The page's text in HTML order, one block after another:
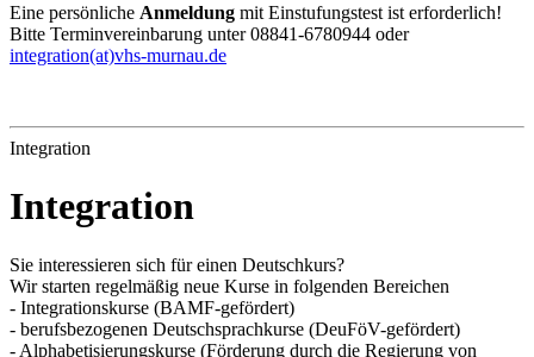
Eine persönliche Anmeldung mit Einstufungstest ist erforderlich!
Bitte Terminvereinbarung unter 08841-6780944 oder
integration(at)vhs-murnau.de
Integration
Integration
Sie interessieren sich für einen Deutschkurs?
Wir starten regelmäßig neue Kurse in folgenden Bereichen
- Integrationskurse (BAMF-gefördert)
- berufsbezogenen Deutschsprachkurse (DeuFöV-gefördert)
- Alphabetisierungskurse (Förderung durch die Regierung von